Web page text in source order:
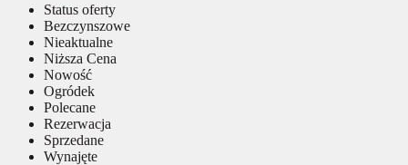
Status oferty
Bezczynszowe
Nieaktualne
Niższa Cena
Nowość
Ogródek
Polecane
Rezerwacja
Sprzedane
Wynajęte